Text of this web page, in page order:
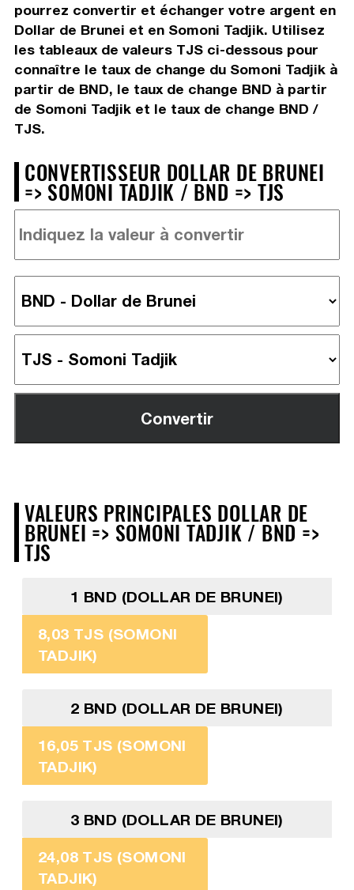
pourrez convertir et échanger votre argent en
Dollar de Brunei et en Somoni Tadjik. Utilisez
les tableaux de valeurs TJS ci-dessous pour
connaître le taux de change du Somoni Tadjik à
partir de BND, le taux de change BND à partir
de Somoni Tadjik et le taux de change BND /
TJS.
CONVERTISSEUR DOLLAR DE BRUNEI
=> SOMONI TADJIK / BND => TJS
VALEURS PRINCIPALES DOLLAR DE
BRUNEI => SOMONI TADJIK / BND =>
TJS
1 BND (DOLLAR DE BRUNEI)
8,03 TJS (SOMONI
TADJIK)
2 BND (DOLLAR DE BRUNEI)
16,05 TJS (SOMONI
TADJIK)
3 BND (DOLLAR DE BRUNEI)
24,08 TJS (SOMONI
TADJIK)